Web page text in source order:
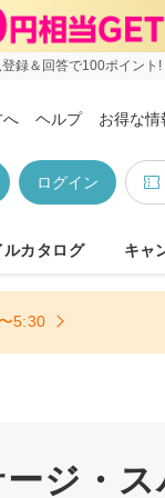
録＆回答で100ポイント!
へ ヘルプ お得な情
ログイン
ルカタログ キャ
5:30
ジ・